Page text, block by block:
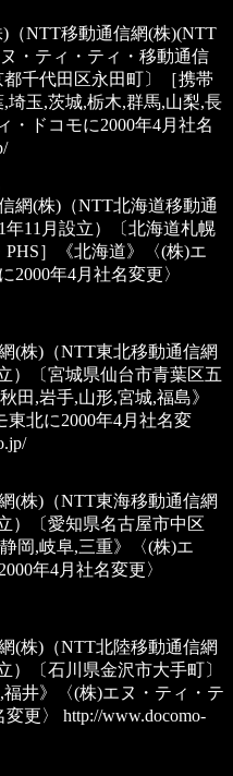
) （NTT移動通信網(株)(NTT
・ティ・ティ・移動通信
千代田区永田町〕［携帯
埼玉,茨城,栃木,群馬,山梨,長
・ドコモに2000年4月社名
網(株) （NTT北海道移動通
11月設立）〔北海道札幌
］《北海道》〈(株)エ
2000年4月社名変更〉
(株) （NTT東北移動通信網
）〔宮城県仙台市青葉区五
田,岩手,山形,宮城,福島》
東北に2000年4月社名変
(株) （NTT東海移動通信網
）〔愛知県名古屋市中区
岡,岐阜,三重》〈(株)エ
年4月社名変更〉
(株) （NTT北陸移動通信網
）〔石川県金沢市大手町〕
福井》〈(株)エヌ・ティ・テ
更〉
http://www.docomo-